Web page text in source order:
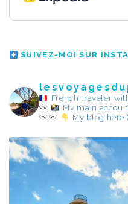
SUIVEZ-MOI SUR
French traveler
My main
My blog here